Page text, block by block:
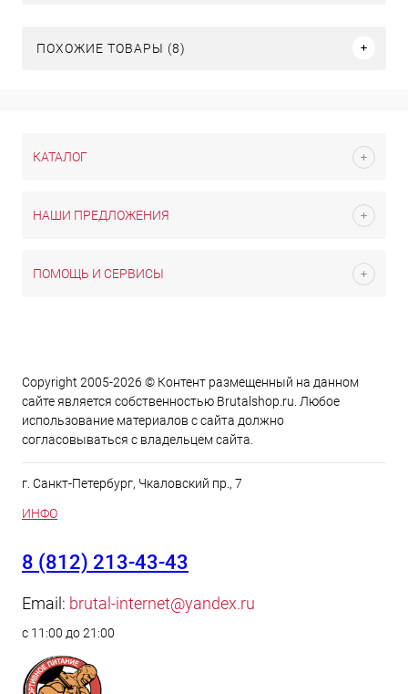
ПОХОЖИЕ ТОВАРЫ (8)
КАТАЛОГ
НАШИ ПРЕДЛОЖЕНИЯ
ПОМОЩЬ И СЕРВИСЫ
Copyright 2005-2026 © Контент размещенный на данном
сайте является cобственностью Brutalshop.ru. Любое
использование материалов с сайта должно
согласовываться с владельцем сайта.
г. Санкт-Петербург, Чкаловский пр., 7
ИНФО
8 (812) 213-43-43
Email: brutal-internet@yandex.ru
с 11:00 до 21:00